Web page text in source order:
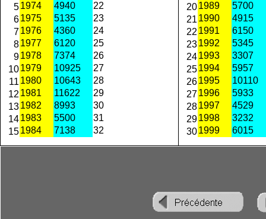
51974 4940
22
61975 5135
23
71976 4360
24
81977 6120
25
91978 7374
26
101979 10925
27
11 1980 10643
28
12 1981 11622
29
131982 8993
30
141983 5500
31
151984 7138 32
201989
5700
21 1990
4915
22 1991
6150
231992
5345
241993
3307
251994
5957
261995
10110
271996
5933
281997
4529
291998
3232
301999 6015